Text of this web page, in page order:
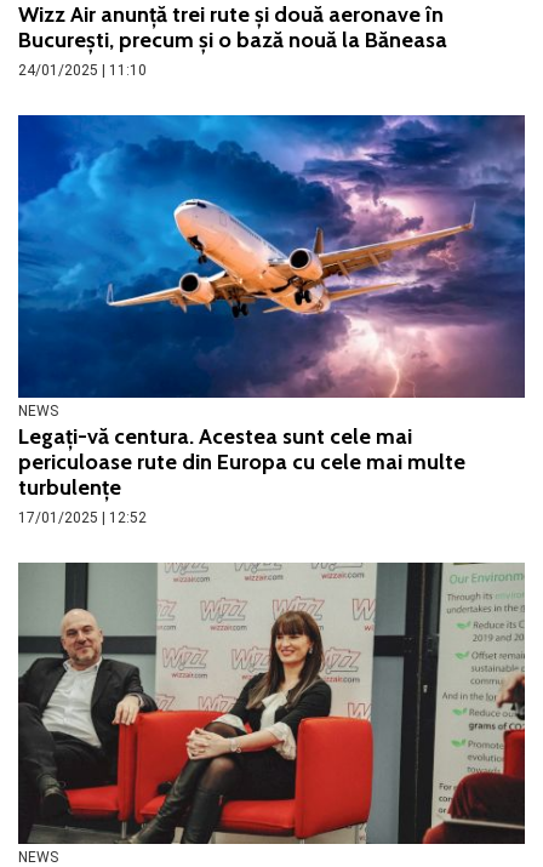
Wizz Air anunță trei rute și două aeronave în
București, precum și o bază nouă la Băneasa
24/01/2025 | 11:10
NEWS
Legați-vă centura. Acestea sunt cele mai
periculoase rute din Europa cu cele mai multe
turbulențe
17/01/2025 | 12:52
NEWS